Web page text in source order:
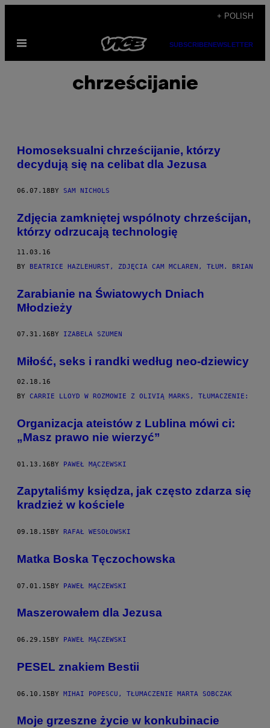
content
+ POLISH
Open
SUBSCRIBENEWSLETTER
chrześcijanie
Homoseksualni chrześcijanie, którzy
decydują się na celibat dla Jezusa
06.07.18 BY SAM NICHOLS
Zdjęcia zamkniętej wspólnoty chrześcijan,
którzy odrzucają technologię
11.03.16
BY BEATRICE HAZLEHURST, ZDJĘCIA CAM MCLAREN, TŁUM. BRIAN
​Zarabianie na Światowych Dniach
Młodzieży
07.31.16 BY IZABELA SZUMEN
Miłość, seks i randki według neo-dziewicy
02.18.16
BY CARRIE LLOYD W ROZMOWIE Z OLIVIĄ MARKS, TŁUMACZENIE:
Organizacja ateistów z Lublina mówi ci:
„Masz prawo nie wierzyć”
01.13.16BY PAWEŁ MĄCZEWSKI
​Zapytaliśmy księdza, jak często zdarza się
kradzież w kościele
09.18.15 BY RAFAŁ WESOŁOWSKI
​Matka Boska Tęczochowska
07.01.15BY PAWEŁ MĄCZEWSKI
​Maszerowałem dla Jezusa
06.29.15 BY PAWEŁ MĄCZEWSKI
PESEL znakiem Bestii
06.10.15BY MIHAI POPESCU, TŁUMACZENIE MARTA SOBCZAK
​Moje grzeszne życie w konkubinacie